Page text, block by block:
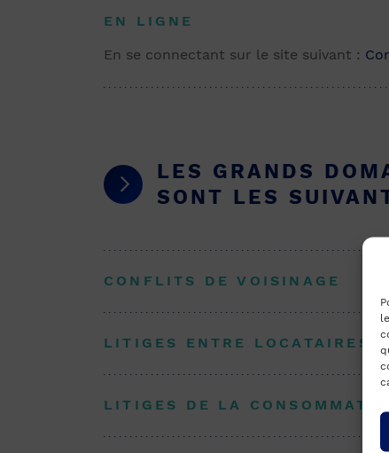
EN LIGNE
En se connectant sur le site suivant :
LES GRANDS
SONT LES
CONFLITS DE VOISINAGE
LITIGES ENTRE LOCATAIRES
LITIGES DE LA